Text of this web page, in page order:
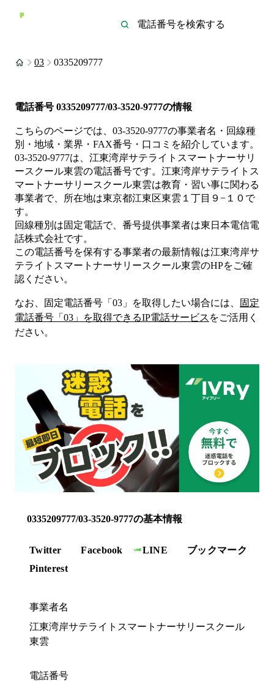
03 0335209777
電話番号 0335209777/03-3520-9777の情報
こちらのページでは、 03-3520-9777の事業者名・回線種
別・地域・業界・FAX番号・口コミを紹介しています。
03-3520-9777は、 江東湾岸サテライトスマートナーサリ
ースクール東雲の電話番号です。 江東湾岸サテライトス
マートナーサリースクール東雲は教育・習い事に関わる
事業者で、所在地は東京都江東区東雲１丁目９−１０ で
す。
回線種別は固定電話で、番号提供事業者は東日本電信電
話株式会社です。
この電話番号を保有する事業者の最新情報は江東湾岸サ
テライトスマートナーサリースクール東雲のHPをご確
認ください。
なお、固定電話番号「 03 」を取得したい場合には、
固定
電話番号「 03 」を取得できるIP電話サービス をご活用く
ださい。
0335209777/03-3520-9777の基本情報
Twitter Facebook LINE
ブックマーク
Pinterest
事業者名
江東湾岸サテライトスマートナーサリースクール
東雲
電話番号